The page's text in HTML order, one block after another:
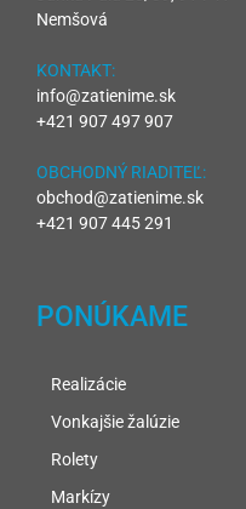
Nemšová
KONTAKT:
info@zatienime.sk
+421 907 497 907
OBCHODNÝ RIADITEĽ:
obchod@zatienime.sk
+421 907 445 291
PONÚKAME
Realizácie
Vonkajšie žalúzie
Rolety
Markízy